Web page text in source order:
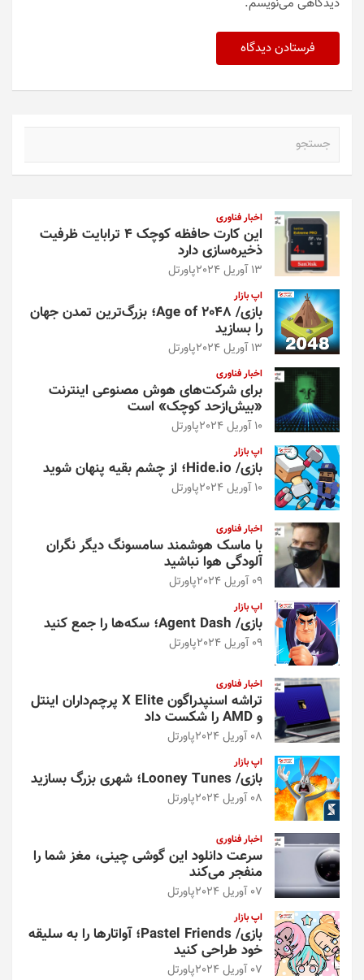
اخبار فناوری
این کارت حافظه کوچک ۴ ترابایت ظرفیت
ذخیره‌سازی دارد
13 آوریل 2024 پاورتل
اپ بازار
بازی/ Age of 2048؛ بزرگ‌ترین تمدن جهان
را بسازید
13 آوریل 2024 پاورتل
اخبار فناوری
برای شرکت‌های هوش مصنوعی اینترنت
«بیش‌از‌حد کوچک» است
10 آوریل 2024 پاورتل
اپ بازار
بازی/ Hide.io؛ از چشم بقیه پنهان شوید
10 آوریل 2024 پاورتل
اخبار فناوری
با ماسک هوشمند سامسونگ دیگر نگران
آلودگی هوا نباشید
09 آوریل 2024 پاورتل
اپ بازار
بازی/ Agent Dash؛ سکه‌ها را جمع کنید
09 آوریل 2024 پاورتل
اخبار فناوری
تراشه اسنپدراگون X Elite پرچم‌داران اینتل
و AMD را شکست داد
08 آوریل 2024 پاورتل
اپ بازار
بازی/ Looney Tunes؛ شهری بزرگ بسازید
08 آوریل 2024 پاورتل
اخبار فناوری
سرعت دانلود این گوشی چینی، مغز شما را
منفجر می‌کند
07 آوریل 2024 پاورتل
اپ بازار
بازی/ Pastel Friends؛ آواتارها را به سلیقه
خود طراحی کنید
07 آوریل 2024 پاورتل